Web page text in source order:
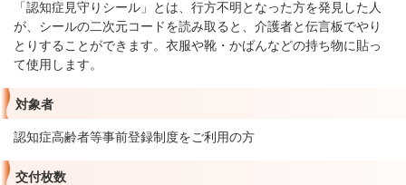
「認知症見守りシール」とは、行方不明となった方を発見した人
が、シールの二次元コードを読み取ると、介護者と伝言板でやり
とりすることができます。衣服や靴・かばんなどの持ち物に貼っ
て使用します。
対象者
認知症高齢者等事前登録制度をご利用の方
交付枚数